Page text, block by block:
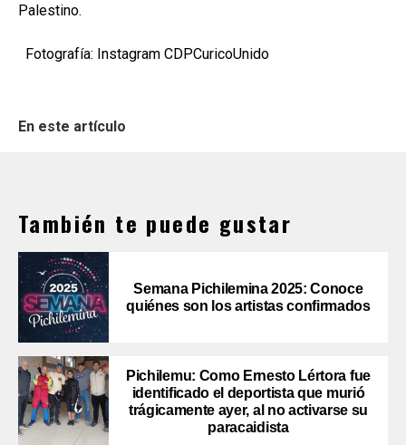
Palestino.
Fotografía: Instagram CDPCuricoUnido
En este artículo
También te puede gustar
Semana Pichilemina 2025: Conoce
quiénes son los artistas confirmados
Pichilemu: Como Ernesto Lértora fue
identificado el deportista que murió
trágicamente ayer, al no activarse su
paracaidista